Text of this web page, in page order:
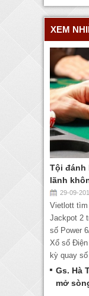
XEM
Tội đánh
lãnh
29-09-
Vietlott tìm
Jackpot 2
số Power
Xổ số
kỳ quay
Gs. Hà
mở